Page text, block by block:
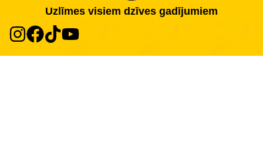
Uzlīmes visiem dzīves gadījumiem